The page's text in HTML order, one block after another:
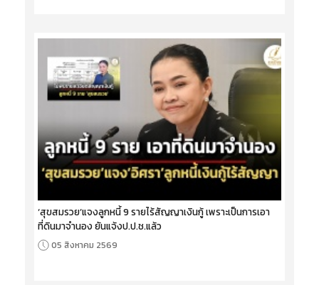
‘สุขสมรวย’แจงลูกหนี้ 9 รายไร้สัญญาเงินกู้ เพราะเป็นการเอา
ที่ดินมาจำนอง ยันแจ้งป.ป.ช.แล้ว
05 สิงหาคม 2569